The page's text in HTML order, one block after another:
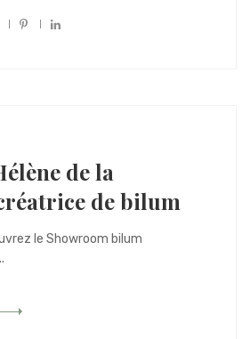
de la
de bilum
le Showroom bilum